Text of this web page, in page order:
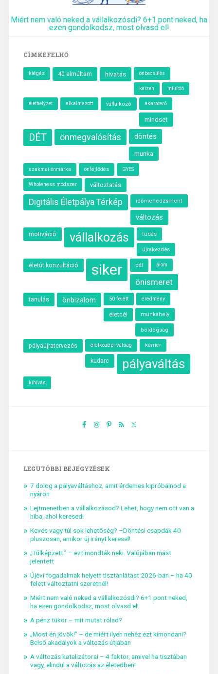
Miért nem való neked a vállalkozósdi? 6+1 pont neked, ha
ezen gondolkodsz, most olvasd el!
CÍMKEFELHŐ
kiégés 40 elmúltam hivatás önbecsülés
kaizen intuíció
élethelyzet alkalmazott vállalkozó akaraterő
mindset
DÉT önmegvalósítás döntés
munka
szakmai énmárka önfejlődés GYES
Wholeness módszer változtatás
Digitális Életpálya Térkép időmenedzsment
változás
motiváció vállalkozás tudás
újrakezdés
életút konzultáció siker cél álom
önismeret
tanulás önbizalom 50 felett eredmény
életcél munkahely
boldogság
pályaújratervezés életközépi válság karrier
kudarc pályaváltás
kihívás
LEGUTÓBBI BEJEGYZÉSEK
7 dolog a pályaváltáshoz, amit érdemes kipróbálnod a
nyáron
Lejtmenetben a vállalkozásod? Lehet, hogy nem ott van a
hiba, ahol keresed!
Kevés vagy túl sok lehetőség? –Döntési csapdák 40
pluszosan, amikor új irányt keresel!
„Túlképzett.” – ezt mondták neki. Valójában mást
jelentett
Újévi fogadalmak helyett tisztánlátást 2026-ban – ha 40
felett változtatni szeretnél!
Miért nem való neked a vállalkozósdi? 6+1 pont neked,
ha ezen gondolkodsz, most olvasd el!
A pénz tükör – mit mutat rólad?
„Most én jövök!” – de miért ilyen nehéz ezt kimondani?
Belső akadályok a változás útjában
A változás katalizátorai – 4 faktor, amivel ha tisztában
vagy, elindul a változás az életedben!